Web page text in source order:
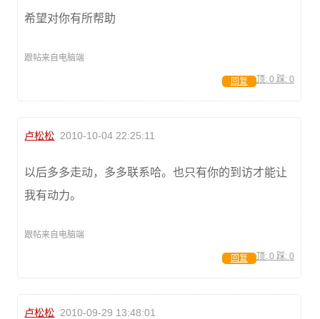
希望对你有所帮助
跟帖来自电脑端
顶: 0 踩: 0
回复
卢松松 2010-10-04 22:25:11
以后多多走动，多多联系哈。也只有你的到访才能让
我有动力。
跟帖来自电脑端
顶: 0 踩: 0
回复
卢松松 2010-09-29 13:48:01